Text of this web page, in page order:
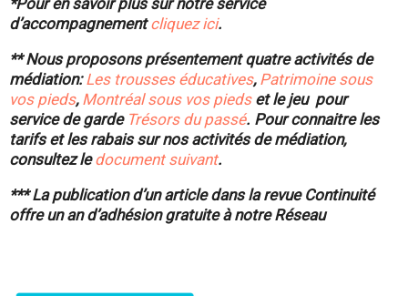
d’accompagnementcliquez ici.
** Nous proposons présentement quatre activités de
médiation:Les trousses éducatives, Patrimoine sous
vos pieds, Montréal sous vos piedset le jeu pour
service de garde Trésors du passé. Pour connaitre les
tarifs et les rabais sur nos activités de médiation,
consultez ledocument suivant.
*** La publication d’un article dans la revue Continuité
offre un an d’adhésion gratuite à notre Réseau